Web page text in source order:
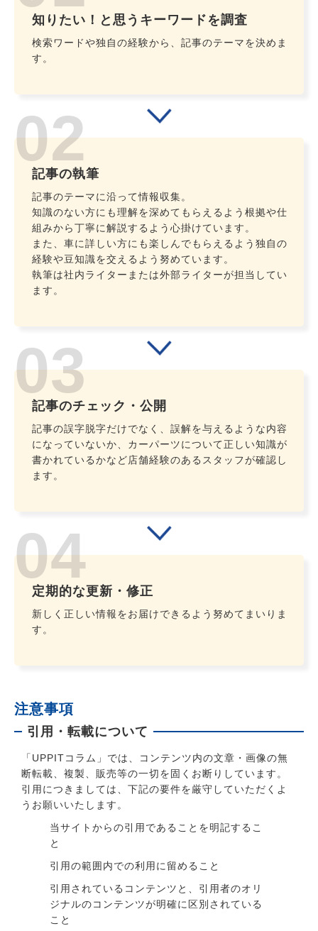
知りたい！と思うキーワードを調査
検索ワードや独自の経験から、記事のテーマを決めま
す。
記事の執筆
記事のテーマに沿って情報収集。
知識のない方にも理解を深めてもらえるよう根拠や仕
組みから丁寧に解説するよう心掛けています。
また、車に詳しい方にも楽しんでもらえるよう独自の
経験や豆知識を交えるよう努めています。
執筆は社内ライターまたは外部ライターが担当してい
ます。
記事のチェック・公開
記事の誤字脱字だけでなく、誤解を与えるような内容
になっていないか、カーパーツについて正しい知識が
書かれているかなど店舗経験のあるスタッフが確認し
ます。
定期的な更新・修正
新しく正しい情報をお届けできるよう努めてまいりま
す。
注意事項
引用・転載について
「UPPITコラム」では、コンテンツ内の文章・画像の無
断転載、複製、販売等の一切を固くお断りしています。
引用につきましては、下記の要件を厳守していただくよ
うお願いいたします。
当サイトからの引用であることを明記するこ
と
引用の範囲内での利用に留めること
引用されているコンテンツと、引用者のオリ
ジナルのコンテンツが明確に区別されている
こと